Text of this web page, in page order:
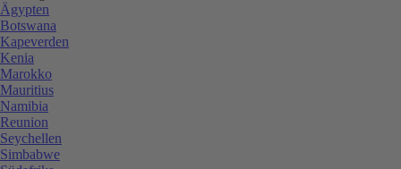
Ägypten
Botswana
Kapeverden
Kenia
Marokko
Mauritius
Namibia
Reunion
Seychellen
Simbabwe